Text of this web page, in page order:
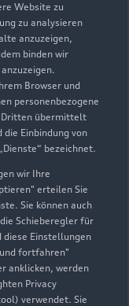
Website zu
zu analysieren
anzuzeigen,
binden wir
Browser und
personenbezogene
Dritten übermittelt
die Einbindung von
bezeichnet.
wir Ihre
erteilen Sie
Sie können auch
Schieberegler für
diese Einstellungen
fortfahren"
anklicken, werden
Privacy
verwendet. Sie
die